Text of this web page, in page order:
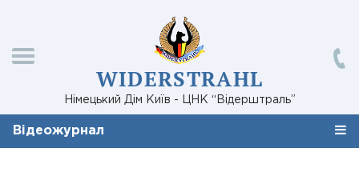
WIDERSTRAHL
Німецький Дім Київ - ЦНК “Відерштраль”
Відеожурнал